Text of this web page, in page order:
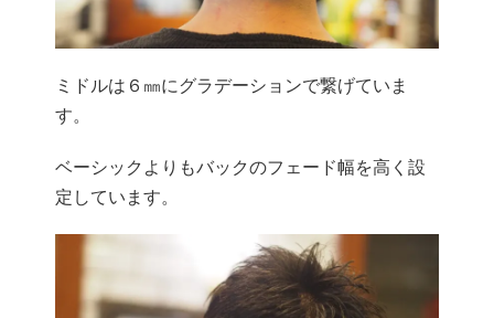
ミドルは６㎜にグラデーションで繋げていま
す。
ベーシックよりもバックのフェード幅を高く設
定しています。